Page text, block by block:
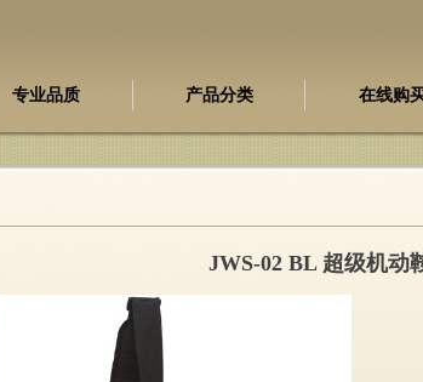
专业品质 产品分类 在线购
JWS-02 BL 超级机动